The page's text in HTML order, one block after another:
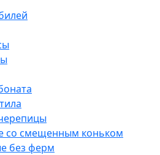
со смещенным коньком
без ферм